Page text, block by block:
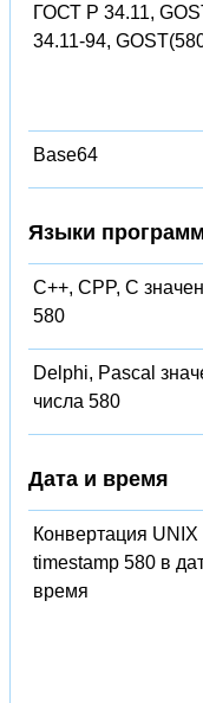
ГОСТ Р 34.11,
34.11-94,
Base64
Языки
C++, CPP, C
580
Delphi, Pascal
числа 580
Дата и время
Конвертация UNIX
timestamp 580 в
время